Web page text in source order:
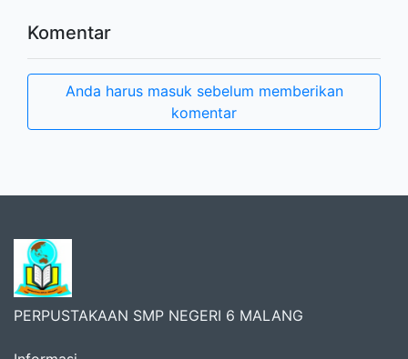
Komentar
Anda harus masuk sebelum memberikan
komentar
PERPUSTAKAAN SMP NEGERI 6 MALANG